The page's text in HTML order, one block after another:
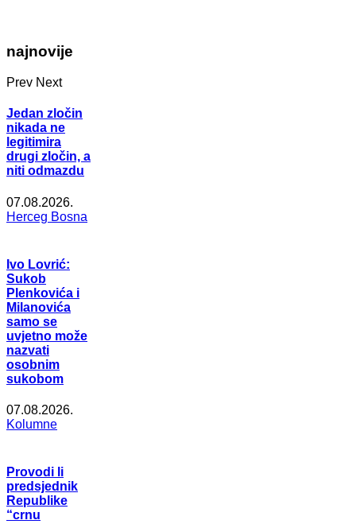
najnovije
Prev Next
Jedan zločin
nikada ne
legitimira
drugi zločin, a
niti odmazdu
07.08.2026.
Herceg Bosna
Ivo Lovrić:
Sukob
Plenkovića i
Milanovića
samo se
uvjetno može
nazvati
osobnim
sukobom
07.08.2026.
Kolumne
Provodi li
predsjednik
Republike
“crnu